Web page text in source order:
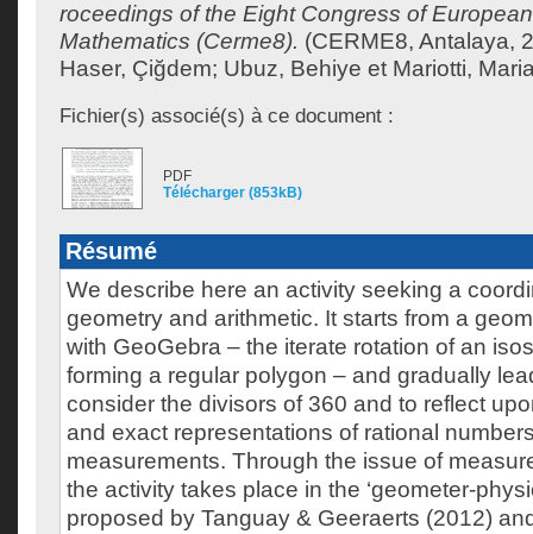
roceedings of the Eight Congress of
Mathematics (Cerme8). (CERME8, Antalaya,
Haser, Çiğdem; Ubuz, Behiye et Mariotti,
Fichier(s) associé(s) à ce document :
PDF
Télécharger (853kB)
Résumé
We describe here an activity seeking a
geometry and arithmetic. It starts from a
with GeoGebra – the iterate rotation of an
forming a regular polygon – and gradually
consider the divisors of 360 and to reflect
and exact representations of rational
measurements. Through the issue of
the activity takes place in the ‘geometer-
proposed by Tanguay & Geeraerts (2012)